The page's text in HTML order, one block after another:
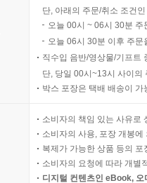
단, 아래의 주문/취소 조건
오늘 00시 ~ 06시 30분
오늘 06시 30분 이후 주
직수입 음반/영상물/기프트
단, 당일 00시~13시 사이의
박스 포장은 택배 배송이
소비자의 책임 있는 사유로
소비자의 사용, 포장 개봉
복제가 가능한 상품 등의
소비자의 요청에 따라 개별
디지털 컨텐츠인 eBook,